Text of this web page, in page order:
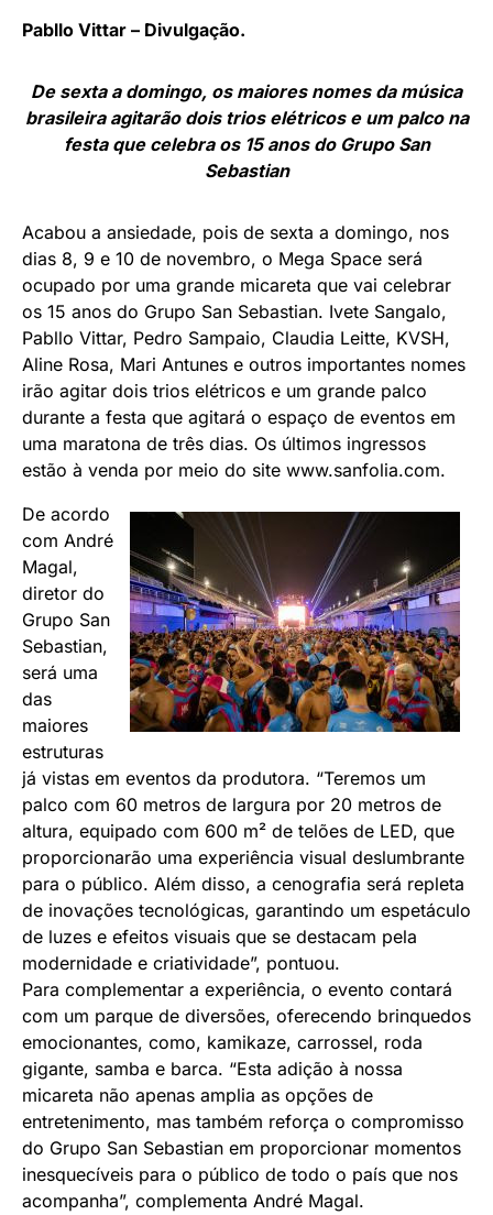
Pabllo Vittar – Divulgação.
De sexta a domingo, os maiores nomes da música
brasileira agitarão dois trios elétricos e um palco na
festa que celebra os 15 anos do Grupo San
Sebastian
Acabou a ansiedade, pois de sexta a domingo, nos
dias 8, 9 e 10 de novembro, o Mega Space será
ocupado por uma grande micareta que vai celebrar
os 15 anos do Grupo San Sebastian. Ivete Sangalo,
Pabllo Vittar, Pedro Sampaio, Claudia Leitte, KVSH,
Aline Rosa, Mari Antunes e outros importantes nomes
irão agitar dois trios elétricos e um grande palco
durante a festa que agitará o espaço de eventos em
uma maratona de três dias. Os últimos ingressos
estão à venda por meio do site www.sanfolia.com.
De acordo
com André
Magal,
diretor do
Grupo San
Sebastian,
será uma
das
maiores
estruturas
já vistas em eventos da produtora. “Teremos um
palco com 60 metros de largura por 20 metros de
altura, equipado com 600 m² de telões de LED, que
proporcionarão uma experiência visual deslumbrante
para o público. Além disso, a cenografia será repleta
de inovações tecnológicas, garantindo um espetáculo
de luzes e efeitos visuais que se destacam pela
modernidade e criatividade”, pontuou.
Para complementar a experiência, o evento contará
com um parque de diversões, oferecendo brinquedos
emocionantes, como, kamikaze, carrossel, roda
gigante, samba e barca. “Esta adição à nossa
micareta não apenas amplia as opções de
entretenimento, mas também reforça o compromisso
do Grupo San Sebastian em proporcionar momentos
inesquecíveis para o público de todo o país que nos
acompanha”, complementa André Magal.